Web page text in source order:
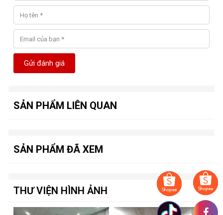
Gửi đánh giá
SẢN PHẨM LIÊN QUAN
SẢN PHẨM ĐÃ XEM
THƯ VIỆN HÌNH ẢNH